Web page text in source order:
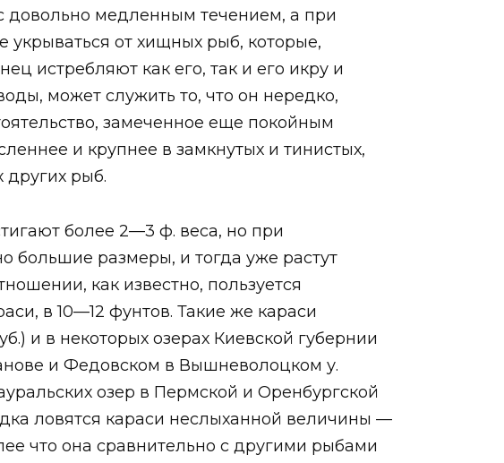
довольно медленным течением, а при
от хищных рыб, которые,
истребляют как его, так и его икру и
может служить то, что он нередко,
замеченное еще покойным
и крупнее в замкнутых и тинистых,
других рыб.
более 2—3 ф. веса, но при
большие размеры, и тогда уже растут
как известно, пользуется
в 10—12 фунтов. Такие же караси
и в некоторых озерах Киевской губернии
и Федовском в Вышневолоцком у.
озер в Пермской и Оренбургской
ловятся караси неслыханной величины —
что она сравнительно с другими рыбами